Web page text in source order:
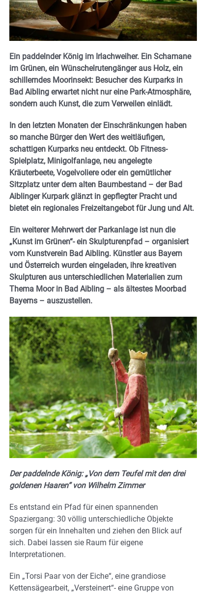
Ein paddelnder König im Irlachweiher. Ein Schamane
im Grünen, ein Wünschelrutengänger aus Holz, ein
schillerndes Moorinsekt: Besucher des Kurparks in
Bad Aibling erwartet nicht nur eine Park-Atmosphäre,
sondern auch Kunst, die zum Verweilen einlädt.
In den letzten Monaten der Einschränkungen haben
so manche Bürger den Wert des weitläufigen,
schattigen Kurparks neu entdeckt. Ob Fitness-
Spielplatz, Minigolfanlage, neu angelegte
Kräuterbeete, Vogelvoliere oder ein gemütlicher
Sitzplatz unter dem alten Baumbestand – der Bad
Aiblinger Kurpark glänzt in gepflegter Pracht und
bietet ein regionales Freizeitangebot für Jung und Alt.
Ein weiterer Mehrwert der Parkanlage ist nun die
„Kunst im Grünen“- ein Skulpturenpfad – organisiert
vom Kunstverein Bad Aibling. Künstler aus Bayern
und Österreich wurden eingeladen, ihre kreativen
Skulpturen aus unterschiedlichen Materialien zum
Thema Moor in Bad Aibling – als ältestes Moorbad
Bayerns – auszustellen.
Der paddelnde König: „Von dem Teufel mit den drei
goldenen Haaren“ von Wilhelm Zimmer
Es entstand ein Pfad für einen spannenden
Spaziergang: 30 völlig unterschiedliche Objekte
sorgen für ein Innehalten und ziehen den Blick auf
sich. Dabei lassen sie Raum für eigene
Interpretationen.
Ein „Torsi Paar von der Eiche“, eine grandiose
Kettensägearbeit, „Versteinert“- eine Gruppe von